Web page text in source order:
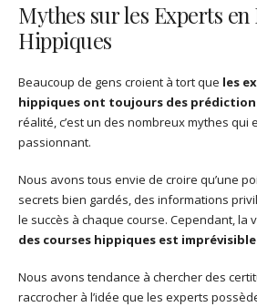
Mythes sur les Experts en
Hippiques
Beaucoup de gens croient à tort que les
hippiques ont toujours des
réalité, c’est un des nombreux mythes qui
passionnant.
Nous avons tous envie de croire qu’une
secrets bien gardés, des informations
le succès à chaque course. Cependant, la
des courses hippiques est
Nous avons tendance à chercher des
raccrocher à l’idée que les experts